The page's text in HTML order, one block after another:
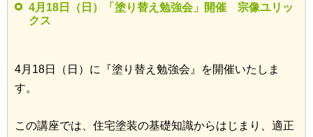
4月18日（日）「塗り替え勉強会」開催 宗像ユリッ
クス
4月18日（日）に『塗り替え勉強会』を開催いたしま
す。
この講座では、住宅塗装の基礎知識からはじまり、適正